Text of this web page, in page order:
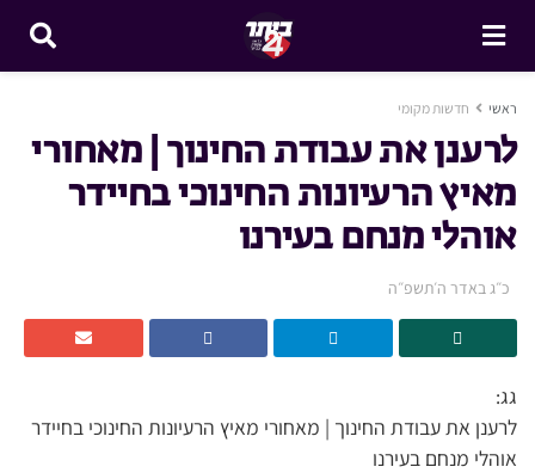
ראשי חדשות מקומי
לרענן את עבודת החינוך | מאחורי
מאיץ הרעיונות החינוכי בחיידר
אוהלי מנחם בעירנו
כ״ג באדר ה׳תשפ״ה
גג:
לרענן את עבודת החינוך | מאחורי מאיץ הרעיונות החינוכי בחיידר
אוהלי מנחם בעירנו